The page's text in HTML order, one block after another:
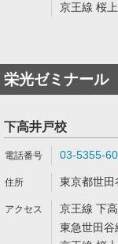
京王線 桜
栄光ゼミナール
下高井戸校
03-5355-
東京都世
京王線 下
東急世田